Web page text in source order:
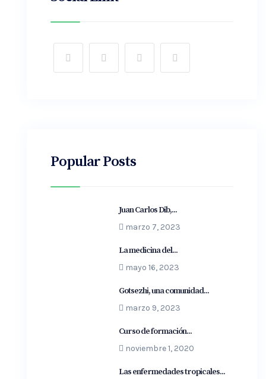
Popular Posts
Juan Carlos Dib,...
marzo 7, 2023
La medicina del...
mayo 16, 2023
Gotsezhi, una comunidad...
marzo 9, 2023
Curso de formación...
noviembre 1, 2020
Las enfermedades tropicales...